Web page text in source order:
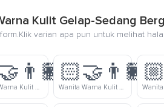
Kulit Gelap-Sedang
varian apa pun untuk melihat
Wanita Warna Kulit Cerah Dan Pria Warna Kulit Gelap-Sedang Bergandengan Tangan
👩🏻‍🤝‍👨🏿
Wanita Warna Kulit Cerah Dan Pria Warna Kulit Gelap Bergandengan Tangan